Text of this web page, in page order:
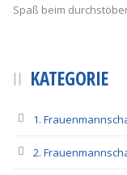
Spaß beim
KATEGORIE
1.
2.